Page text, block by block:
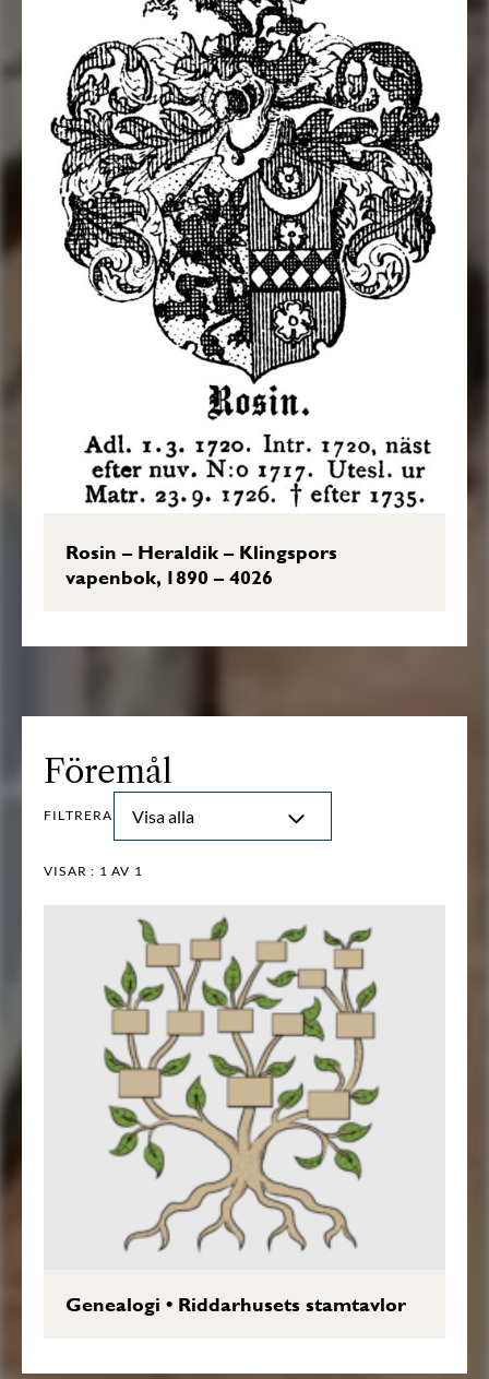
Rosin – Heraldik – Klingspors
vapenbok, 1890 – 4026
Föremål
FILTRERA Visa alla
VISAR : 1 AV 1
Genealogi • Riddarhusets stamtavlor